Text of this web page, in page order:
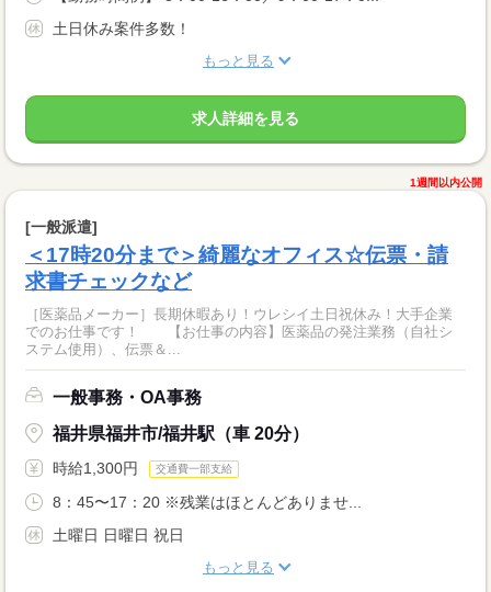
土日休み案件多数！
もっと見る
求人詳細を見る
1週間以内公開
[一般派遣]
＜17時20分まで＞綺麗なオフィス☆伝票・請
求書チェックなど
［医薬品メーカー］長期休暇あり！ウレシイ土日祝休み！大手企業
でのお仕事です！ 【お仕事の内容】医薬品の発注業務（自社シ
ステム使用）、伝票＆...
一般事務・OA事務
福井県福井市/福井駅（車 20分）
時給1,300円 交通費一部支給
8：45〜17：20 ※残業はほとんどありませ...
土曜日 日曜日 祝日
もっと見る